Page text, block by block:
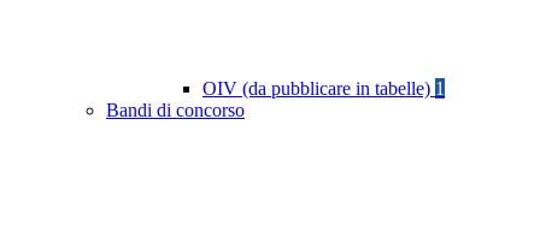
OIV (da pubblicare in tabelle) 1
Bandi di concorso